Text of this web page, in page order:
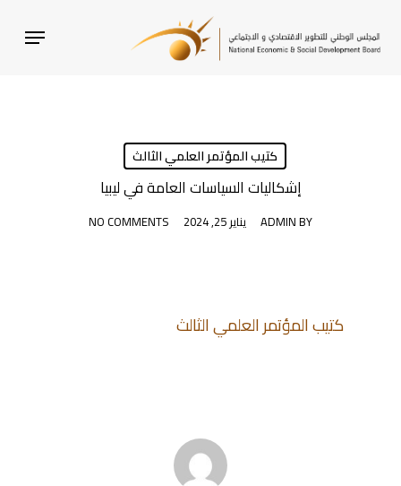
MENU
كتيب المؤتمر العلمي الثالث
إشكاليات السياسات العامة في ليبيا
BY
ADMIN يناير 25, 2024 NO COMMENTS
كتيب المؤتمر العلمي الثالث